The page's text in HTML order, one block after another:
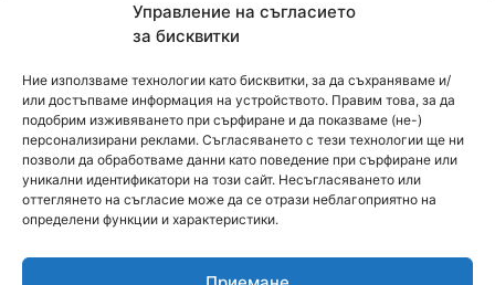
Управление на съгласието
за бисквитки
Ние използваме технологии като бисквитки, за да съхраняваме и/
или достъпваме информация на устройството. Правим това, за да
подобрим изживяването при сърфиране и да показваме (не-)
персонализирани реклами. Съгласяването с тези технологии ще ни
позволи да обработваме данни като поведение при сърфиране или
уникални идентификатори на този сайт. Несъгласяването или
оттеглянето на съгласие може да се отрази неблагоприятно на
определени функции и характеристики.
info@euroizol.bg
Ако имате въпроси, задайте ги на нас